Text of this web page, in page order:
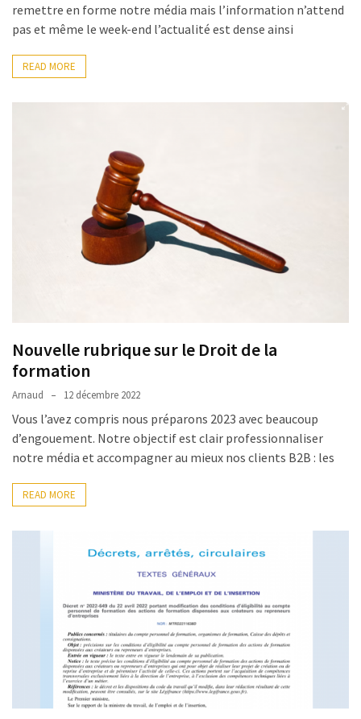
remettre en forme notre média mais l’information n’attend
pas et même le week-end l’actualité est dense ainsi
READ MORE
Nouvelle rubrique sur le Droit de la
formation
Arnaud 12 décembre 2022
Vous l’avez compris nous préparons 2023 avec beaucoup
d’engouement. Notre objectif est clair professionnaliser
notre média et accompagner au mieux nos clients B2B : les
READ MORE